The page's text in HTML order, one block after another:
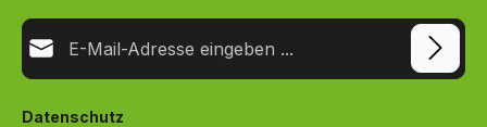
E-Mail-Adresse*
Datenschutz